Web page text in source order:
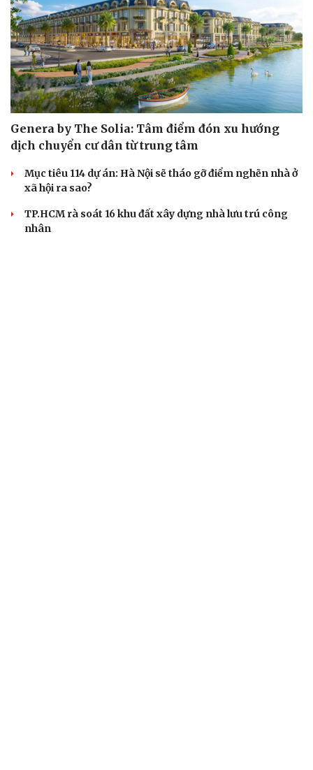
Genera by The Solia: Tâm điểm đón xu hướng
dịch chuyển cư dân từ trung tâm
Mục tiêu 114 dự án: Hà Nội sẽ tháo gỡ điểm nghẽn nhà ở
xã hội ra sao?
TP.HCM rà soát 16 khu đất xây dựng nhà lưu trú công
nhân